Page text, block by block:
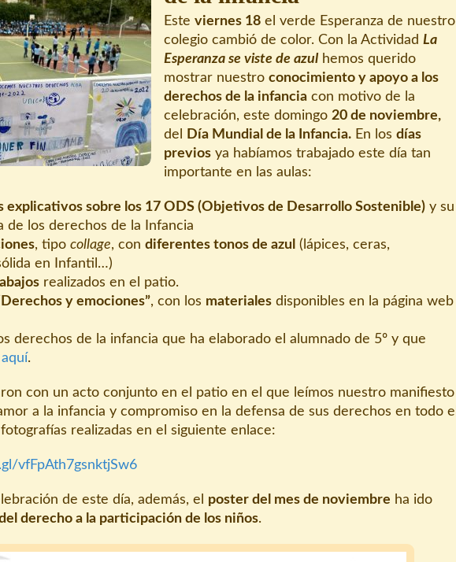
Esteviernes 18 el verde Esperanza de nuestro
colegio cambió de color. Con la ActividadLa
Esperanza se viste de azul hemos querido
mostrar nuestroconocimiento y apoyo a los
derechos de la infancia con motivo de la
celebración, este domingo 20 de noviembre,
del
Día Mundial de la Infancia. En losdías
previos ya habíamos trabajado este día tan
importante en las aulas:
explicativos sobre los 17 ODS (Objetivos de Desarrollo Sostenible)y su
de los derechos de la Infancia
, tipo collage, con diferentes tonos de azul (lápices, ceras,
en Infantil…)
realizados en el patio.
y emociones”, con los materialesdisponibles en la página web
derechos de la infancia que ha elaborado el alumnado de 5º y que
.
con un acto conjunto en el patio en el que leímos nuestro manifiesto
a la infancia y compromiso en la defensa de sus derechos en todo el
realizadas en el siguiente enlace:
vfFpAth7gsnktjSw6
de este día, además, el poster del mes de noviembre ha ido
derecho a la participación de los niños.